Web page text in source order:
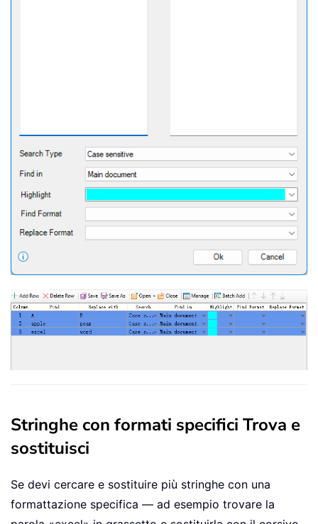
Stringhe con formati specifici Trova e
sostituisci
Se devi cercare e sostituire più stringhe con una
formattazione specifica — ad esempio trovare la